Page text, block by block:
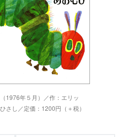
1976年５月）／作：エリッ
し／定価：1200円（＋税）